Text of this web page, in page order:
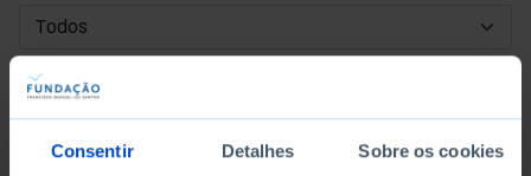
Consentir Detalhes Sobre os cookies
DATA DE INÍCIO
DATA DE FIM